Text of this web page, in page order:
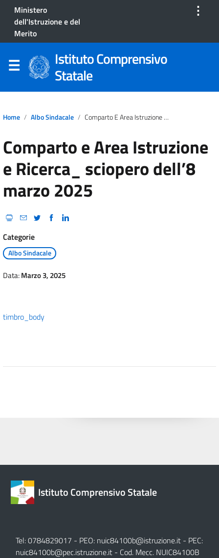
Ministero
dell'Istruzione e del
Merito
⋮
Istituto Comprensivo
Statale
Home Albo Sindacale Comparto E Area Istruzione E Ricerca_ Sciopero Dell’8 Marzo 2025
Comparto e Area Istruzione
e Ricerca_ sciopero dell’8
marzo 2025
Categorie
Albo Sindacale
Data:Marzo 3, 2025
timbro_body
Istituto Comprensivo Statale
Tel: 0784829017 - PEO: nuic84100b@istruzione.it - PEC:
nuic84100b@pec.istruzione.it - Cod. Mecc. NUIC84100B